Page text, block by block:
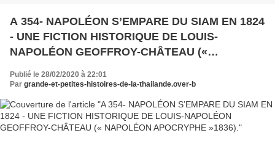
A 354- NAPOLÉON S’EMPARE DU SIAM EN 1824
- UNE FICTION HISTORIQUE DE LOUIS-
NAPOLÉON GEOFFROY-CHÂTEAU («
NAPOLÉON APOCRYPHE »1836).
Publié le 28/02/2020 à 22:01
Par grande-et-petites-histoires-de-la-thailande.over-b